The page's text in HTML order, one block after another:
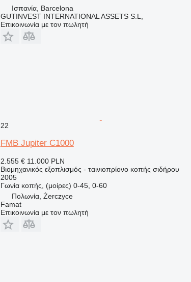
Ισπανία, Barcelona
GUTINVEST INTERNATIONAL ASSETS S.L,
Επικοινωνία με τον πωλητή
22
FMB Jupiter C1000
2.555 € 11.000 PLN
Βιομηχανικός εξοπλισμός - ταινιοπρίονο κοπής σιδήρου
2005
Γωνία κοπής, (μοίρες) 0-45, 0-60
Πολωνία, Żerczyce
Famat
Επικοινωνία με τον πωλητή